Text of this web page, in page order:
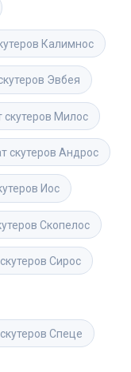
Калимнос
Эвбея
скутеров Милос
скутеров Андрос
Иос
Скопелос
Сирос
Спеце